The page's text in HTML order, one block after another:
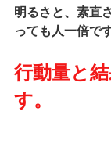
明るさと、素直
っても人一倍で
行動量と
す。